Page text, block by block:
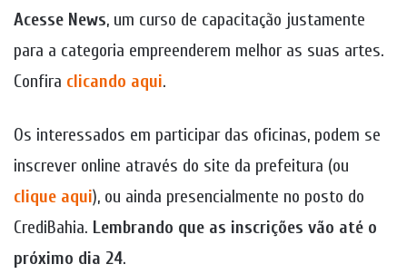
Acesse News, um curso de capacitação justamente
para a categoria empreenderem melhor as suas artes.
Confira clicando aqui.
Os interessados em participar das oficinas, podem se
inscrever online através do site da prefeitura (ou
clique aqui), ou ainda presencialmente no posto do
CrediBahia. Lembrando que as inscrições vão até o
próximo dia 24.